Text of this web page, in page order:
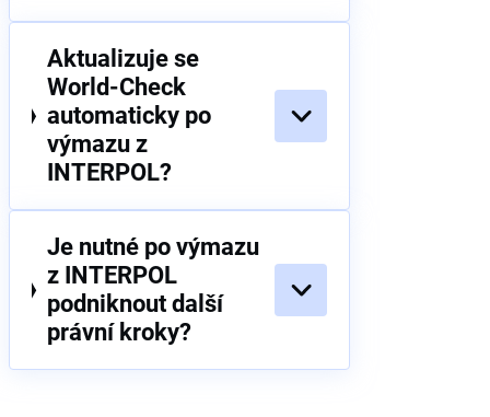
Aktualizuje se
World-Check
automaticky po
výmazu z
INTERPOL?
Je nutné po výmazu
z INTERPOL
podniknout další
právní kroky?